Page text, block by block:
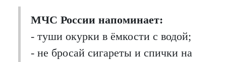
МЧС России напоминает:
- туши окурки в ёмкости с водой;
- не бросай сигареты и спички на